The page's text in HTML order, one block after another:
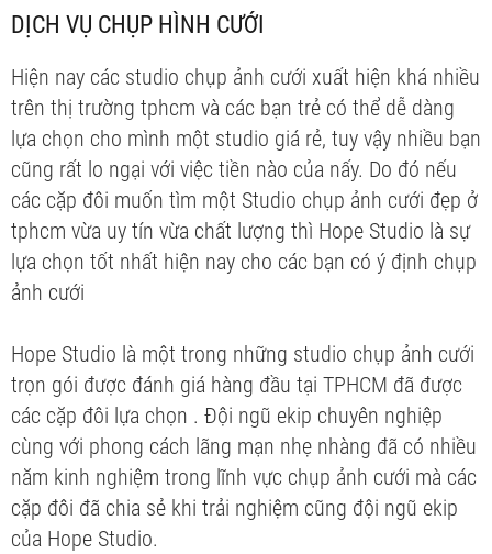
DỊCH VỤ CHỤP HÌNH CƯỚI
Hiện nay các studio chụp ảnh cưới xuất hiện khá nhiều
trên thị trường tphcm và các bạn trẻ có thể dễ dàng
lựa chọn cho mình một studio giá rẻ, tuy vậy nhiều bạn
cũng rất lo ngại với việc tiền nào của nấy. Do đó nếu
các cặp đôi muốn tìm một Studio chụp ảnh cưới đẹp ở
tphcm vừa uy tín vừa chất lượng thì Hope Studio là sự
lựa chọn tốt nhất hiện nay cho các bạn có ý định chụp
ảnh cưới
Hope Studio là một trong những studio chụp ảnh cưới
trọn gói được đánh giá hàng đầu tại TPHCM đã được
các cặp đôi lựa chọn . Đội ngũ ekip chuyên nghiệp
cùng với phong cách lãng mạn nhẹ nhàng đã có nhiều
năm kinh nghiệm trong lĩnh vực chụp ảnh cưới mà các
cặp đôi đã chia sẻ khi trải nghiệm cũng đội ngũ ekip
của Hope Studio.